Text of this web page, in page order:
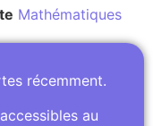
Mathématiques
récemment.
au